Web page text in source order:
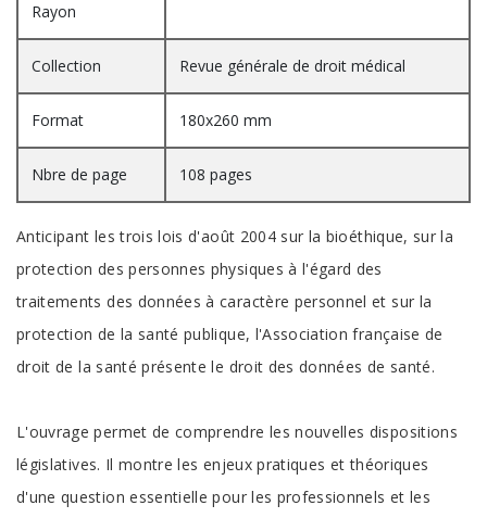
Rayon
Collection Revue générale de droit médical
Format 180x260 mm
Nbre de page 108 pages
Anticipant les trois lois d'août 2004 sur la bioéthique, sur la
protection des personnes physiques à l'égard des
traitements des données à caractère personnel et sur la
protection de la santé publique, l'Association française de
droit de la santé présente le droit des données de santé.
L'ouvrage permet de comprendre les nouvelles dispositions
législatives. Il montre les enjeux pratiques et théoriques
d'une question essentielle pour les professionnels et les